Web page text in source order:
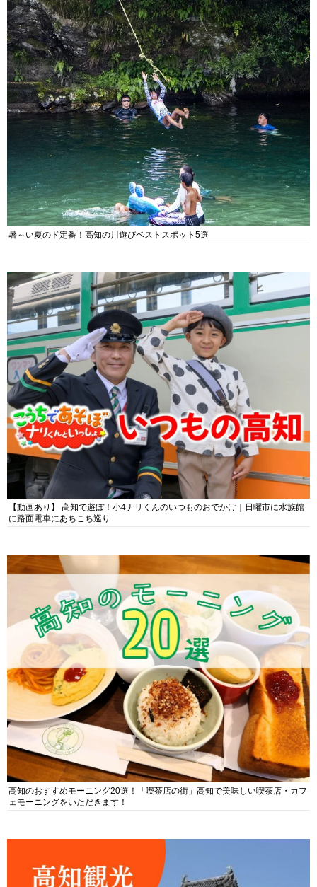
暑～い夏のド定番！高知の川遊びベストスポット5選
【動画あり】 高知で遊ぼ！小4ナリくんのいつものおでかけ｜日曜市に水族館
に路面電車にあちこち巡り
高知のおすすめモーニング20選！「喫茶店の街」高知で美味しい喫茶店・カフ
ェモーニングをいただきます！